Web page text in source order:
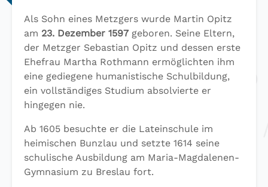
Als Sohn eines Metzgers wurde Martin Opitz
am 23. Dezember 1597 geboren. Seine Eltern,
der Metzger Sebastian Opitz und dessen erste
Ehefrau Martha Rothmann ermöglichten ihm
eine gediegene humanistische Schulbildung,
ein vollständiges Studium absolvierte er
hingegen nie.
Ab 1605 besuchte er die Lateinschule im
heimischen Bunzlau und setzte 1614 seine
schulische Ausbildung am Maria-Magdalenen-
Gymnasium zu Breslau fort.